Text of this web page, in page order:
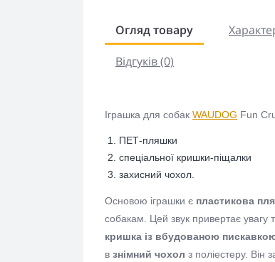
Огляд товару
Відгуків (0)
Іграшка для собак WAUDOG Fun
ПЕТ-пляшки
спеціальної кришки-піщалки
захисний чохол.
Основою іграшки є пластикова
собакам. Цей звук привертає увагу
кришка із вбудованою
в знімний чохол з поліестеру. Він